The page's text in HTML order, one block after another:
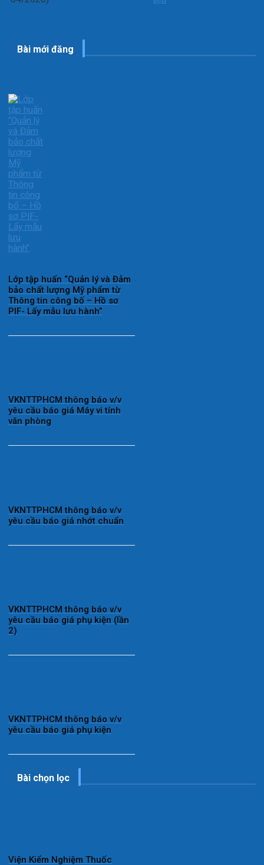
Bài mới đăng
Lớp tập huấn “Quản lý và Đảm
bảo chất lượng Mỹ phẩm từ
Thông tin công bố – Hồ sơ
PIF- Lấy mẫu lưu hành”
VKNTTPHCM thông báo v/v
yêu cầu báo giá Máy vi tính
văn phòng
VKNTTPHCM thông báo v/v
yêu cầu báo giá nhớt chuẩn
VKNTTPHCM thông báo v/v
yêu cầu báo giá phụ kiện (lần
2)
VKNTTPHCM thông báo v/v
yêu cầu báo giá phụ kiện
Bài chọn lọc
Viện Kiểm Nghiệm Thuốc